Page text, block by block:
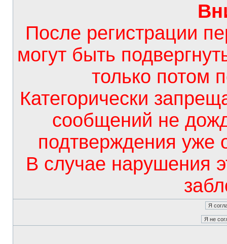
После регистрации
могут быть
только потом
Категорически
сообщений не
подтверждения уже
В случае нарушения